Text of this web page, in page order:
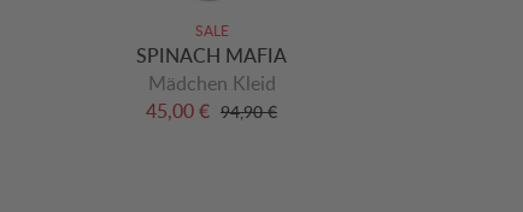
SALE
SPINACH MAFIA
Mädchen Kleid
45,00 € 94,90 €